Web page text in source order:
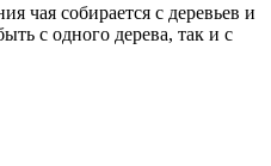
чая собирается с деревьев и
с одного дерева, так и с